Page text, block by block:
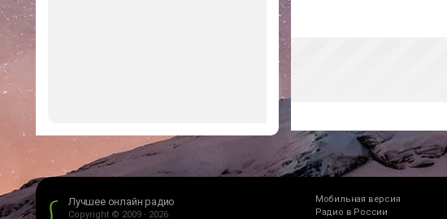
Лучшее онлайн радио
Copyright © 2009 - 2026
Мобильная версия
Радио в России